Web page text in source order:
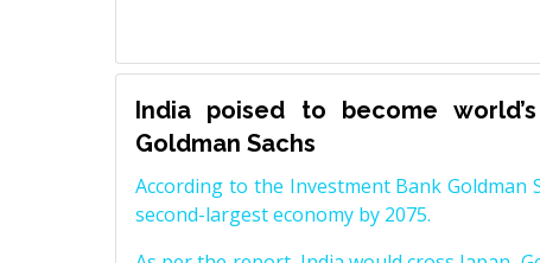
India poised to become
Goldman Sachs
According to the Investment Bank Goldman
second-largest economy by 2075.